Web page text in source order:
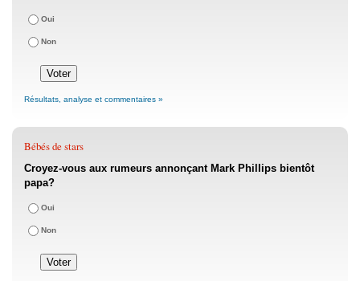
Oui
Non
Résultats, analyse et commentaires »
Bébés de stars
Croyez-vous aux rumeurs annonçant Mark Phillips bientôt
papa?
Oui
Non